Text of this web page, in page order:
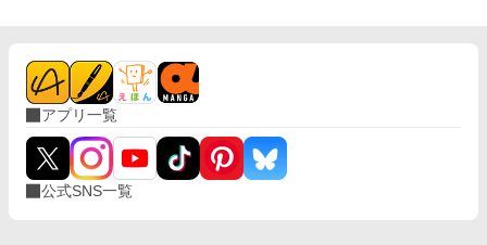
アプリ一覧
公式SNS一覧